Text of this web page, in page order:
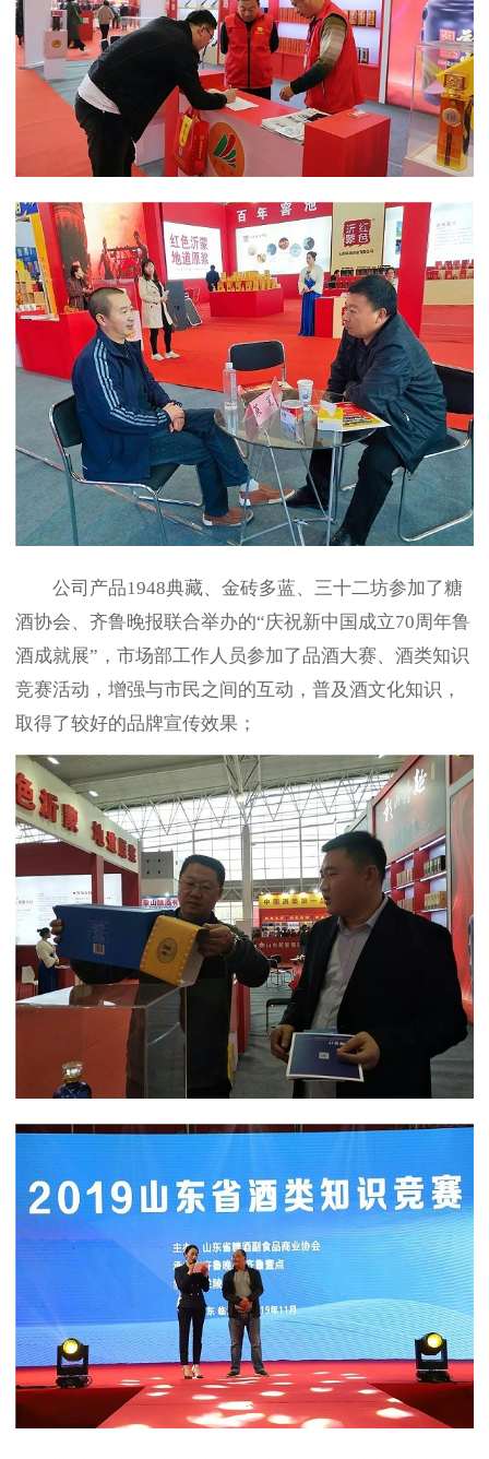
公司产品1948典藏、金砖多蓝、三十二坊参加了糖
酒协会、齐鲁晚报联合举办的“庆祝新中国成立70周年鲁
酒成就展”，市场部工作人员参加了品酒大赛、酒类知识
竞赛活动，增强与市民之间的互动，普及酒文化知识，
取得了较好的品牌宣传效果；